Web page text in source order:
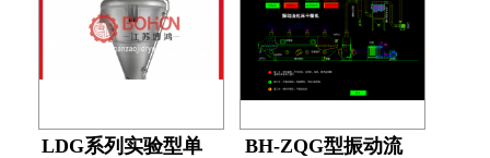
LDG系列实验型单
BH-ZQG型振动流